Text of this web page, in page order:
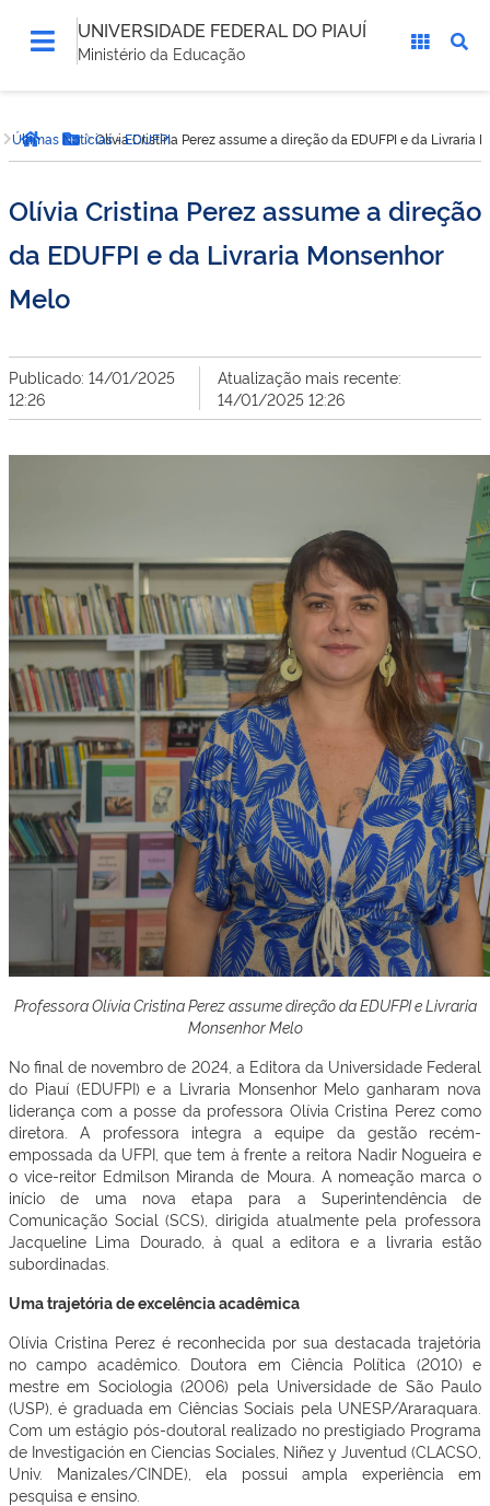
UNIVERSIDADE FEDERAL DO PIAUÍ
Ministério da Educação
está
aqui:Página inicial
Botão Menu
Últimas Notícias - EDUFPIOlívia Cristina Perez assume a direção da EDUFPI e da Livraria
Olívia Cristina Perez assume a direção
da EDUFPI e da Livraria Monsenhor
Melo
Publicado: 14/01/2025
12:26
Atualização mais recente:
14/01/2025 12:26
Professora Olívia Cristina Perez assume direção da EDUFPI e Livraria
Monsenhor Melo
No final de novembro de 2024, a Editora da Universidade Federal
do Piauí (EDUFPI) e a Livraria Monsenhor Melo ganharam nova
liderança com a posse da professora Olívia Cristina Perez como
diretora. A professora integra a equipe da gestão recém-
empossada da UFPI, que tem à frente a reitora Nadir Nogueira e
o vice-reitor Edmilson Miranda de Moura. A nomeação marca o
início de uma nova etapa para a Superintendência de
Comunicação Social (SCS), dirigida atualmente pela professora
Jacqueline Lima Dourado, à qual a editora e a livraria estão
subordinadas.
Uma trajetória de excelência acadêmica
Olívia Cristina Perez é reconhecida por sua destacada trajetória
no campo acadêmico. Doutora em Ciência Política (2010) e
mestre em Sociologia (2006) pela Universidade de São Paulo
(USP), é graduada em Ciências Sociais pela UNESP/Araraquara.
Com um estágio pós-doutoral realizado no prestigiado Programa
de Investigación en Ciencias Sociales, Niñez y Juventud (CLACSO,
Univ. Manizales/CINDE), ela possui ampla experiência em
pesquisa e ensino.